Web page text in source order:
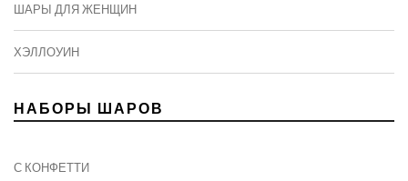
ШАРЫ ДЛЯ ЖЕНЩИН
ХЭЛЛОУИН
НАБОРЫ ШАРОВ
С КОНФЕТТИ